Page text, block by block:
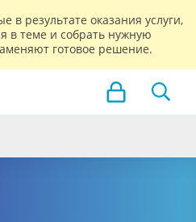
в результате оказания услуги,
в теме и собрать нужную
готовое решение.